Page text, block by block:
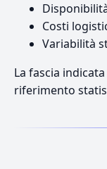
Costi
Variabilità
La fascia
riferimento